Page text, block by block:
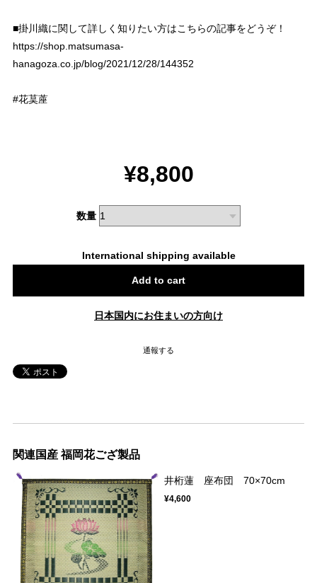
■掛川織に関して詳しく知りたい方はこちらの記事をどうぞ！
https://shop.matsumasa-
hanagoza.co.jp/blog/2021/12/28/144352
#花茣蓙
¥8,800
数量
International shipping available
Add to cart
日本国内にお住まいの方向け
通報する
関連国産 福岡花ござ製品
井桁蓮 座布団 70×70cm
¥4,600